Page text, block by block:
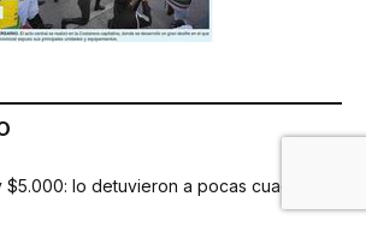
lo detuvieron a pocas cuadras